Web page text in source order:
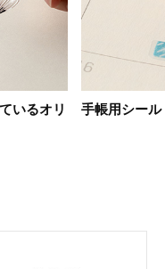
いるオリ
手帳用シール